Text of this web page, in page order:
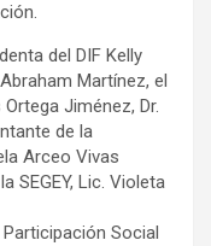
del DIF Kelly
Martínez, el
Jiménez, Dr.
de la
Arceo Vivas
SEGEY, Lic. Violeta
Social